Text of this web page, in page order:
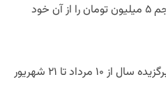
چهارم ۱۰ میلیون تومان و نفر پنجم ۵ میلیون تومان را از آن خود
دومین دوره مسابقات استریمر برگزیده سال از ۱۰ مرداد تا ۲۱ شهریور